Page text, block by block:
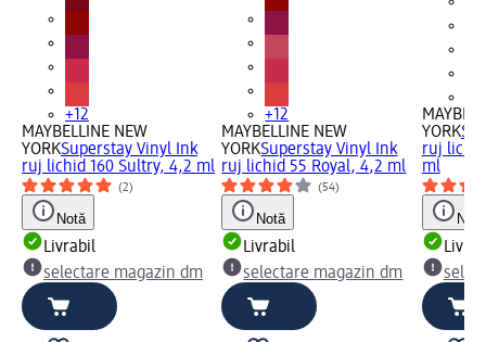
+12
MAYBELLINE NEW
YORKSuperstay Vinyl Ink
ruj lichid 160 Sultry, 4,2 ml
(2)
Notă
Livrabil
selectare magazin dm
+12
MAYBELLINE NEW
YORKSuperstay Vinyl Ink
ruj lichid 55 Royal, 4,2 ml
(54)
Notă
Livrabil
selectare magazin dm
YORK
ruj
ml
Notă